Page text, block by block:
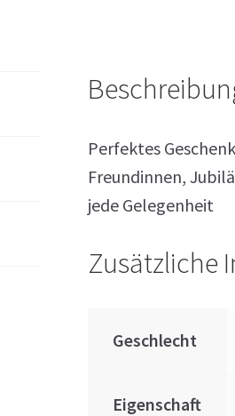
Perfektes
Freundinnen,
jede Gelegenheit
Zusätzliche
Geschlecht
Eigenschaft